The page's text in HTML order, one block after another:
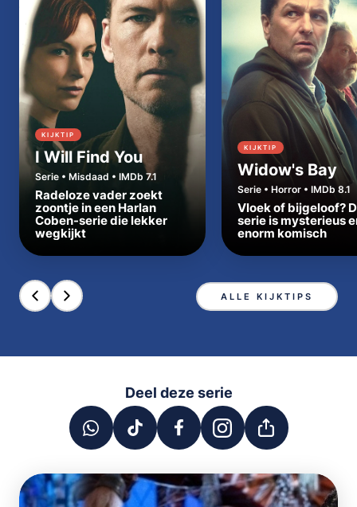
KIJKTIP
I Will Find You
Serie • Misdaad • IMDb 7.1
Radeloze vader zoekt
zoontje in een Harlan
Coben-serie die lekker
wegkijkt
KIJKTIP
Widow's Bay
Serie • Horror • IMDb 8.1
Vloek of bijgeloof?
serie is mysterieus
enorm komisch
ALLE KIJKTIPS
Deel deze serie